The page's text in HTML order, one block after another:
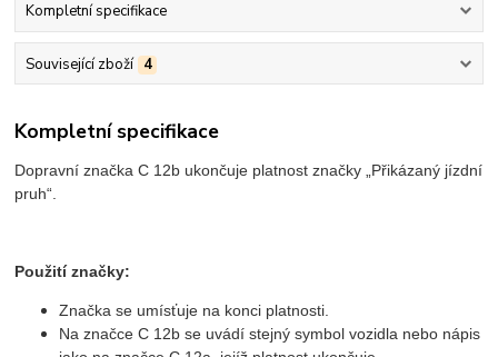
Kompletní specifikace
Související zboží 4
Kompletní specifikace
Dopravní značka C 12b ukončuje platnost značky „Přikázaný jízdní
pruh“.
Použití značky:
Značka se umísťuje na konci platnosti.
Na značce C 12b se uvádí stejný symbol vozidla nebo nápis